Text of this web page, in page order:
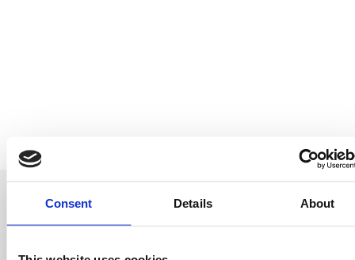
Consent Details About